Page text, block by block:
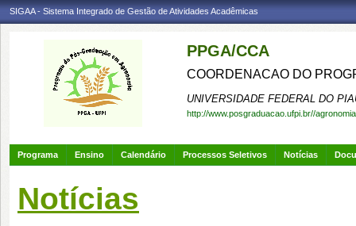
SIGAA - Sistema Integrado de Gestão de Atividades Acadêmicas
PPGA/CCA
COORDENACAO DO
UNIVERSIDADE FEDERAL DO
http://www.posgraduacao.ufpi.br//agronomia
Programa Ensino Calendário Processos Seletivos Notícias
Notícias